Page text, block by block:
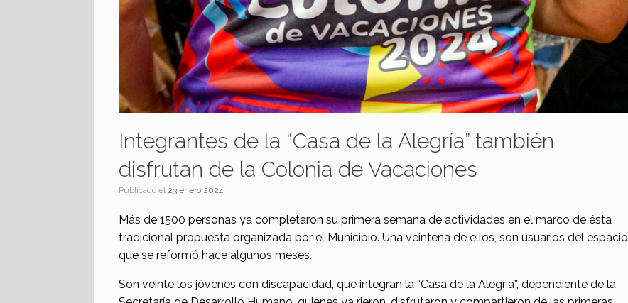
Integrantes de la “Casa de la Alegría” también
disfrutan de la Colonia de Vacaciones
Publicado el 23 enero 2024
Más de 1500 personas ya completaron su primera semana de actividades en el marco de ésta
tradicional propuesta organizada por el Municipio. Una veintena de ellos, son usuarios del espacio
que se reformó hace algunos meses.
Son veinte los jóvenes con discapacidad, que integran la “Casa de la Alegría”, dependiente de la